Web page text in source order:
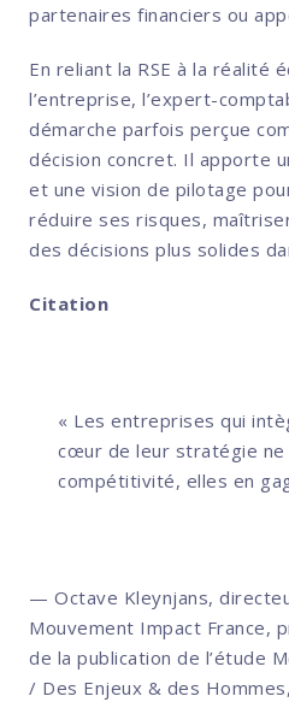
partenaires financiers ou
En reliant la RSE à la réalité
l’entreprise, l’expert-
démarche parfois perçue
décision concret. Il apporte
et une vision de pilotage
réduire ses risques,
des décisions plus solides
Citation
« Les entreprises qui
cœur de leur stratégie ne
compétitivité, elles en
— Octave Kleynjans,
Mouvement Impact France,
de la publication de l’étude
/ Des Enjeux & des